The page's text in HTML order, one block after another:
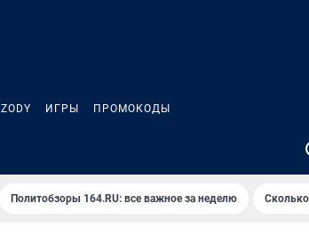
ZODY ИГРЫ ПРОМОКОДЫ
Политобзоры 164.RU: все важное за неделю